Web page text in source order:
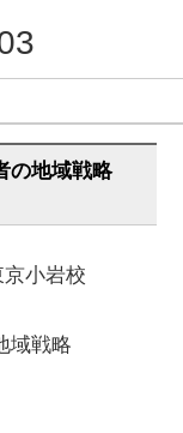
の地域戦略
小岩校
域戦略